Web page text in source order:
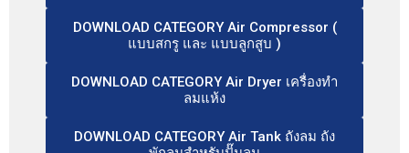
DOWNLOAD CATEGORY Air Compressor (
แบบสกรู และ แบบลูกสูบ )
DOWNLOAD CATEGORY Air Dryer เครื่องทำ
ลมแห้ง
DOWNLOAD CATEGORY Air Tank ถังลม ถัง